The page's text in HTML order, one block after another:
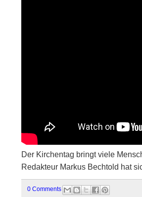
Der Kirchentag bringt viele
Redakteur Markus Bechtold hat
0 Comments